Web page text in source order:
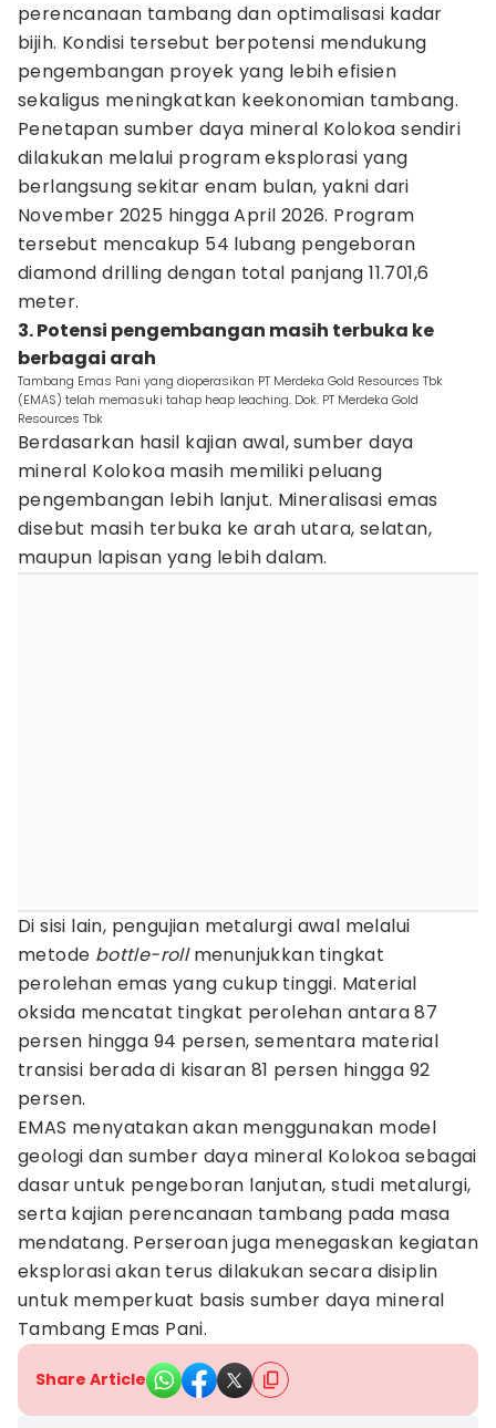
perencanaan tambang dan optimalisasi kadar
bijih. Kondisi tersebut berpotensi mendukung
pengembangan proyek yang lebih efisien
sekaligus meningkatkan keekonomian tambang.
Penetapan sumber daya mineral Kolokoa sendiri
dilakukan melalui program eksplorasi yang
berlangsung sekitar enam bulan, yakni dari
November 2025 hingga April 2026. Program
tersebut mencakup 54 lubang pengeboran
diamond drilling dengan total panjang 11.701,6
meter.
3. Potensi pengembangan masih terbuka ke
berbagai arah
Tambang Emas Pani yang dioperasikan PT Merdeka Gold Resources Tbk
(EMAS) telah memasuki tahap heap leaching. Dok. PT Merdeka Gold
Resources Tbk
Berdasarkan hasil kajian awal, sumber daya
mineral Kolokoa masih memiliki peluang
pengembangan lebih lanjut. Mineralisasi emas
disebut masih terbuka ke arah utara, selatan,
maupun lapisan yang lebih dalam.
Di sisi lain, pengujian metalurgi awal melalui
metode bottle-rollmenunjukkan tingkat
perolehan emas yang cukup tinggi. Material
oksida mencatat tingkat perolehan antara 87
persen hingga 94 persen, sementara material
transisi berada di kisaran 81 persen hingga 92
persen.
EMAS menyatakan akan menggunakan model
geologi dan sumber daya mineral Kolokoa sebagai
dasar untuk pengeboran lanjutan, studi metalurgi,
serta kajian perencanaan tambang pada masa
mendatang. Perseroan juga menegaskan kegiatan
eksplorasi akan terus dilakukan secara disiplin
untuk memperkuat basis sumber daya mineral
Tambang Emas Pani.
Share Article